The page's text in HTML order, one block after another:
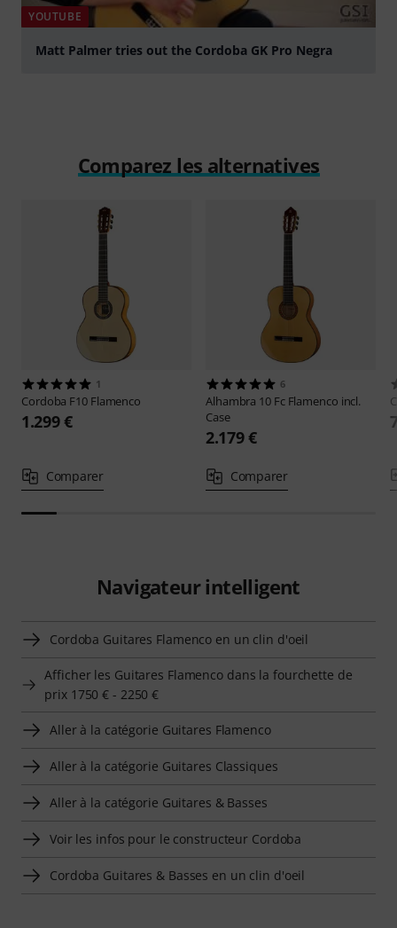
YOUTUBE
Matt Palmer tries out the Cordoba GK Pro Negra
Comparez les alternatives
1
Cordoba F10 Flamenco
1.299 €
Comparer
6
Alhambra 10 Fc Flamenco incl.
Case
2.179 €
Comparer
Navigateur intelligent
Cordoba Guitares Flamenco en un clin d'oeil
Afficher les Guitares Flamenco dans la fourchette de
prix 1750 € - 2250 €
Aller à la catégorie Guitares Flamenco
Aller à la catégorie Guitares Classiques
Aller à la catégorie Guitares & Basses
Voir les infos pour le constructeur Cordoba
Cordoba Guitares & Basses en un clin d'oeil